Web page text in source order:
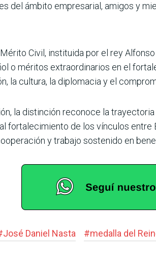
del ámbito empresarial, amigos y
Civil, ins­tituida por el rey
o méritos extraordinarios en el
la cultura, la diplomacia y el
la distinción reconoce la
fortale­cimiento de los vínculos entre
y trabajo soste­nido en
José Daniel Nasta #medalla del